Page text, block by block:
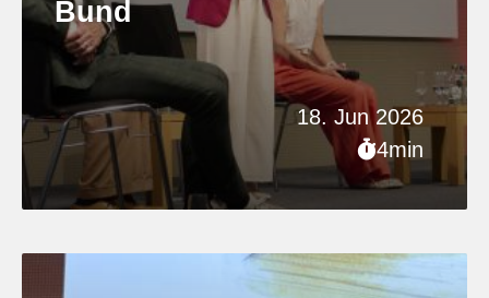
18. Jun 2026
4min
Bund